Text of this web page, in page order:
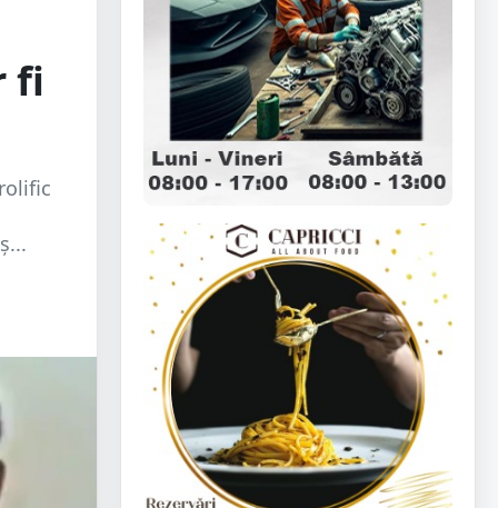
fi